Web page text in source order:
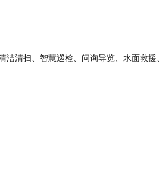
洁清扫、智慧巡检、问询导览、水面救援